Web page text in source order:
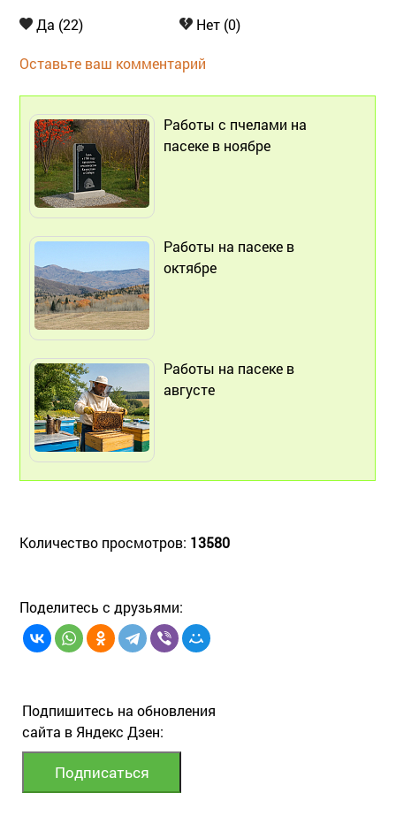
Да (22) Нет (0)
Оставьте ваш комментарий
Работы с пчелами на
пасеке в ноябре
Работы на пасеке в
октябре
Работы на пасеке в
августе
Количество просмотров: 13580
Поделитесь с друзьями:
Подпишитесь на обновления
сайта в Яндекс Дзен: